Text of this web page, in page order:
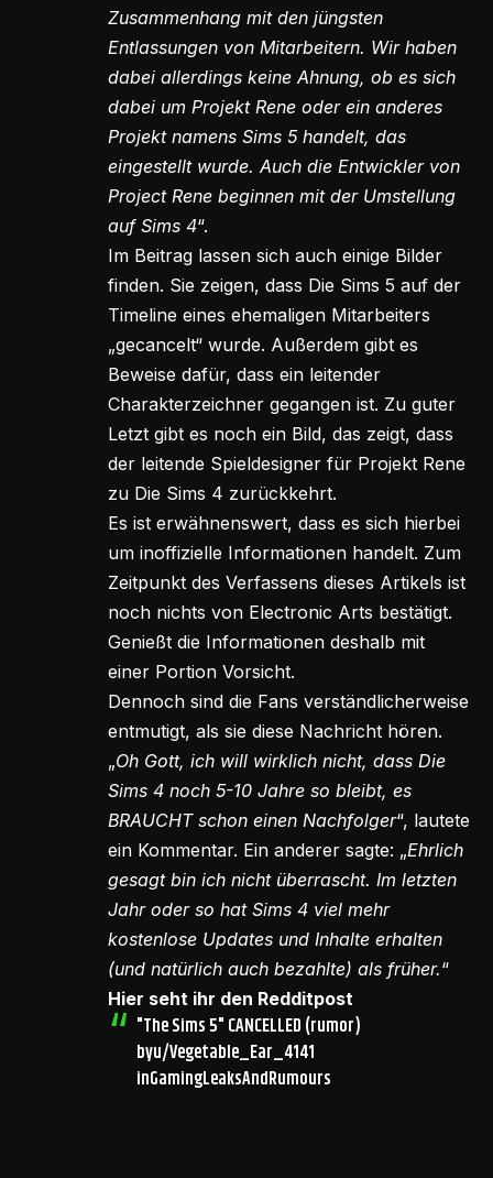
Zusammenhang mit den jüngsten
Entlassungen von Mitarbeitern. Wir haben
dabei allerdings keine Ahnung, ob es sich
dabei um Projekt Rene oder ein anderes
Projekt namens Sims 5 handelt, das
eingestellt wurde. Auch die Entwickler von
Project Rene beginnen mit der Umstellung
auf Sims 4“.
Im Beitrag lassen sich auch einige Bilder
finden. Sie zeigen, dass Die Sims 5 auf der
Timeline eines ehemaligen Mitarbeiters
„gecancelt“ wurde. Außerdem gibt es
Beweise dafür, dass ein leitender
Charakterzeichner gegangen ist. Zu guter
Letzt gibt es noch ein Bild, das zeigt, dass
der leitende Spieldesigner für Projekt Rene
zu Die Sims 4 zurückkehrt.
Es ist erwähnenswert, dass es sich hierbei
um inoffizielle Informationen handelt. Zum
Zeitpunkt des Verfassens dieses Artikels ist
noch nichts von Electronic Arts bestätigt.
Genießt die Informationen deshalb mit
einer Portion Vorsicht.
Dennoch sind die Fans verständlicherweise
entmutigt, als sie diese Nachricht hören.
„Oh Gott, ich will wirklich nicht, dass Die
Sims 4 noch 5-10 Jahre so bleibt, es
BRAUCHT schon einen Nachfolger“, lautete
ein Kommentar. Ein anderer sagte: „Ehrlich
gesagt bin ich nicht überrascht. Im letzten
Jahr oder so hat Sims 4 viel mehr
kostenlose Updates und Inhalte erhalten
(und natürlich auch bezahlte) als früher.“
Hier seht ihr den Redditpost
"The Sims 5" CANCELLED (rumor)
byu/Vegetable_Ear_4141
inGamingLeaksAndRumours